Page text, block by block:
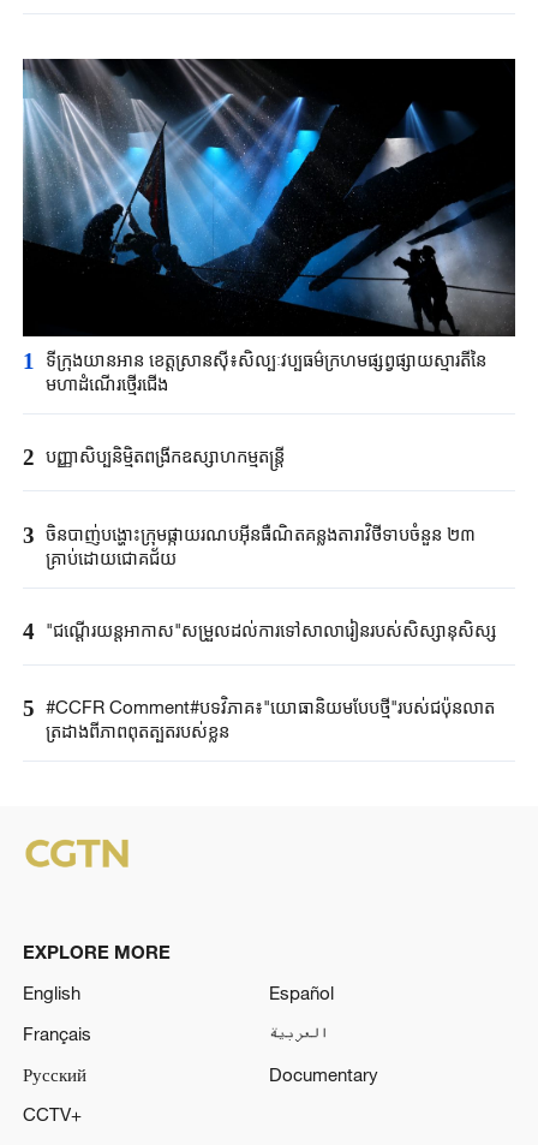
1
ទីក្រុង​យានអាន ​ខេត្តស្រានស៊ី៖​សិល្បៈវប្បធម៌ក្រហម​ផ្សព្វផ្សាយស្មារតីនៃ​
មហាដំណើរ​ថ្មើរជើង​
2 បញ្ញាសិប្បនិម្មិត​ពង្រីក​​ឧស្សាហកម្ម​តន្ត្រី​
3 ចិនបាញ់បង្ហោះ​ក្រុម​ផ្កាយរណប​​អ៊ីនធឺណិត​គន្លងតារាវិថីទាប​ចំនួន ២៣
គ្រាប់ដោយ​ជោគជ័យ​
4 "ជណ្តើរយន្ត​អាកាស"​សម្រួលដល់ការទៅ​សាលារៀន​របស់​សិស្សានុសិស្ស​​
5 #CCFR Comment#បទវិភាគ៖"យោធានិយមបែបថ្មី"របស់ជប៉ុនលាត
ត្រដាងពីភាពពុតត្បុតរបស់ខ្លួន
EXPLORE MORE
English
Español
Français
العربية
Русский
Documentary
CCTV+